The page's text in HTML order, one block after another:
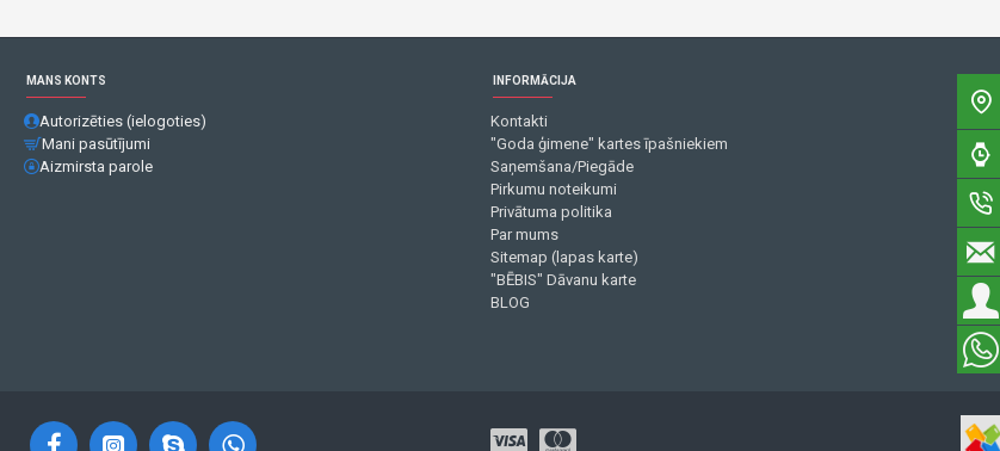
MANS KONTS
Autorizēties (ielogoties)
Mani pasūtījumi
Aizmirsta parole
INFORMĀCIJA
Kontakti
"Goda ģimene" kartes īpašniekiem
Saņemšana/Piegāde
Pirkumu noteikumi
Privātuma politika
Par mums
Sitemap (lapas karte)
"BĒBIS" Dāvanu karte
BLOG